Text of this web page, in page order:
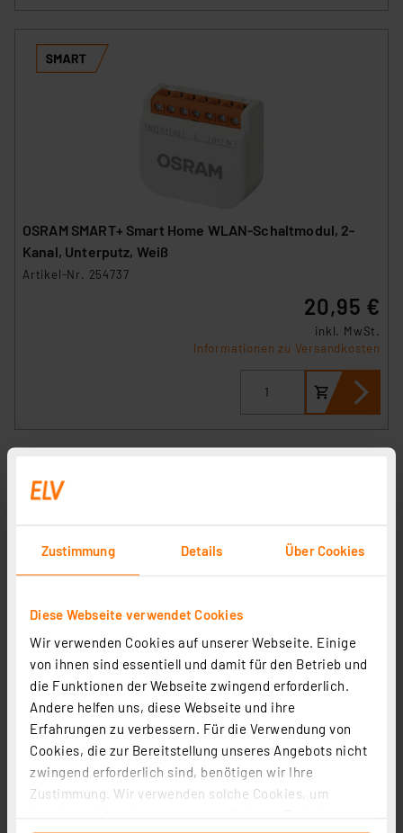
Zustimmung Details Über Cookies
Diese Webseite verwendet Cookies
Wir verwenden Cookies auf unserer Webseite. Einige
von ihnen sind essentiell und damit für den Betrieb und
die Funktionen der Webseite zwingend erforderlich.
Andere helfen uns, diese Webseite und ihre
Erfahrungen zu verbessern. Für die Verwendung von
Cookies, die zur Bereitstellung unseres Angebots nicht
zwingend erforderlich sind, benötigen wir Ihre
Zustimmung. Wir verwenden solche Cookies, um
OSRAM SMART+ Smart Home WLAN-Schaltmodul, 2-
Kanal, Unterputz, Weiß
Artikel-Nr. 254737
20,95 €
inkl. MwSt.
Informationen zu Versandkosten
Phoscon Smart Home Dimmer Switch, Kobold, Zigbee
Artikel-Nr. 254586
inkl. MwSt.
Informationen zu Versandkosten